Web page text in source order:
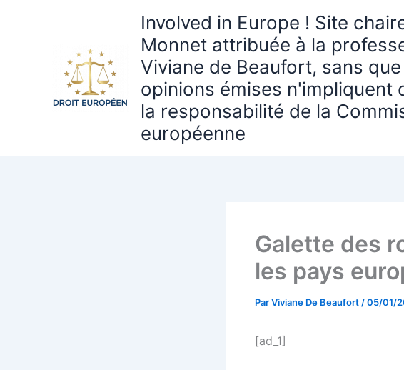
Involved in Europe ! Site
Monnet attribuée à la
Viviane de Beaufort, sans
opinions émises n'impliquent
la responsabilité de la
européenne
Galette des
les pays
ParViviane De Beaufort /05/01/
[ad_1]